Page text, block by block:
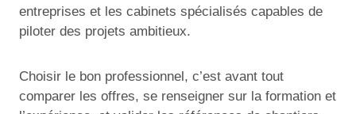
entreprises et les cabinets spécialisés capables de
piloter des projets ambitieux.
Choisir le bon professionnel, c’est avant tout
comparer les offres, se renseigner sur la formation et